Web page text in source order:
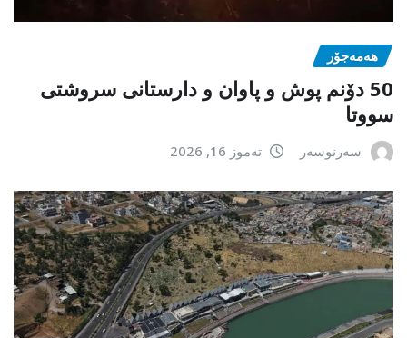
هەمەجۆر
50 دۆنم پوش و پاوان و دارستانی سروشتی
سووتا
سەرنوسەر تەموز 16, 2026